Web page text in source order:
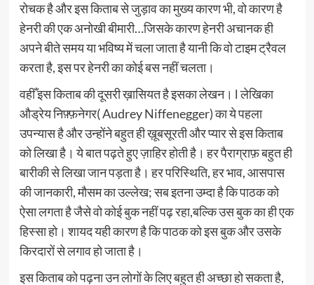
रोचक है और इस किताब से जुड़ाव का मुख्य कारण भी, वो कारण है
हेनरी की एक अनोखी बीमारी…जिसके कारण हेनरी अचानक ही
अपने बीते समय या भविष्य में चला जाता है यानी कि वो टाइम ट्रैवल
करता है, इस पर हेनरी का कोई बस नहीं चलता।
वहीँ इस किताब की दूसरी ख़ासियत है इसका लेखन। l लेखिका
औड्रेय निफ़्फ़नेगर( Audrey Niffenegger) का ये पहला
उपन्यास है और उन्होंने बहुत ही ख़ूबसूरती और प्यार से इस किताब
को लिखा है। ये बात पढ़ते हुए ज़ाहिर होती है। हर पैराग्राफ़ बहुत ही
बारीकी से लिखा जान पड़ता है। हर परिस्थिति, हर भाव, आसपास
की जानकारी, मौसम का उल्लेख; सब इतना उम्दा है कि पाठक को
ऐसा लगता है जैसे वो कोई बुक नहीं पढ़ रहा,बल्कि उस बुक का ही एक
हिस्सा हो। शायद यही कारण है कि पाठक को इस बुक और उसके
किरदारों से लगाव हो जाता है।
इस किताब को पढ़ना उन लोगों के लिए बहुत ही अच्छा हो सकता है,